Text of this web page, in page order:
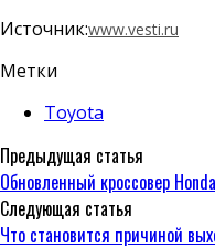
Источник:www.vesti.ru
Метки
Toyota
Предыдущая статья
Обновленный кроссовер
Следующая статья
Что становится причиной